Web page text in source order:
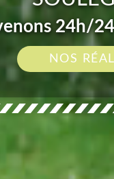
24h/
NOS